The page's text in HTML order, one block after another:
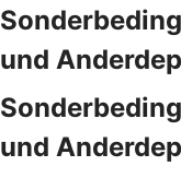
und
und